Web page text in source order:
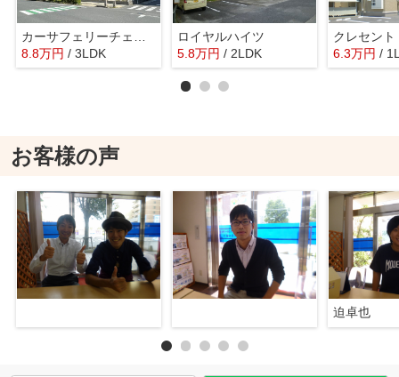
8.8万円 / 3LDK
ロイヤルハイツ
5.8万円 / 2LDK
クレセント
6.3万円 /
お客様の声
迫卓也